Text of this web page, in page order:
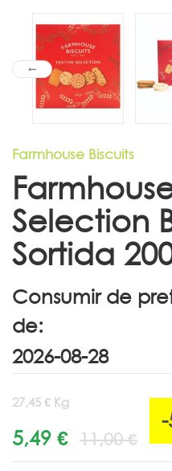
Farmhouse Biscuits
Selection
Sortida
Consumir de
de:
27,45 € Kg
5,49 € 11,00 €